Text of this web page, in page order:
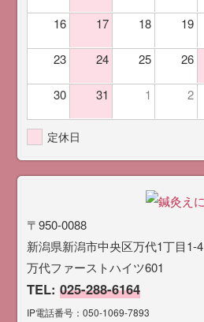
16 17 18 19
23 24 25 26
30 31 1 2
定休日
〒950-0088
新潟県新潟市中央区万代1丁目1-4
万代ファーストハイツ601
TEL:025-288-6164
IP電話番号：050-1069-7893